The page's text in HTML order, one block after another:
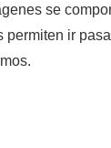
se
permiten ir